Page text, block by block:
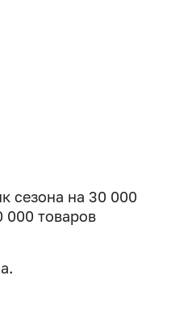
сезона на 30 000
000 товаров